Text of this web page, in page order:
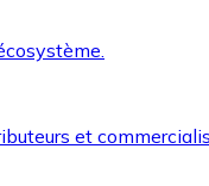
et